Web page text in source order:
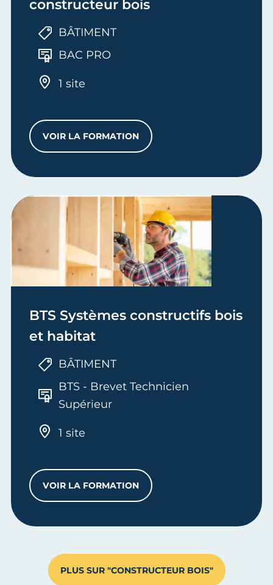
constructeur bois
BÂTIMENT
BAC PRO
1 site
VOIR LA FORMATIONBAC PRO TECHNICIEN CONSTRUCTEUR
BTS Systèmes constructifs bois
et habitat
BÂTIMENT
BTS - Brevet Technicien
Supérieur
1 site
VOIR LA FORMATIONBTS SYSTÈMES CONSTRUCTIFS BOIS ET
PLUS SUR "CONSTRUCTEUR BOIS"